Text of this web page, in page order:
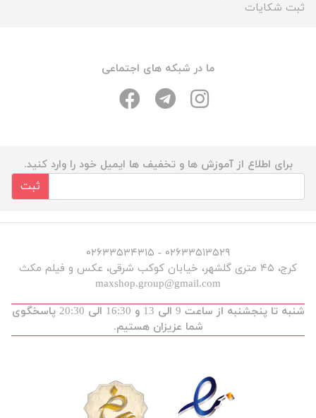
ثبت شکایات
ما در شبکه های اجتماعی
برای اطلاع از آموزش ها و تخفیف ها ایمیل خود را وارد کنید.
ثبت
۰۲۶۳۳۵۱۳۵۲۹ - ۰۲۶۳۳۵۳۴۳۱۵
کرج، ۴۵ متری گلشهر، خیابان کوکب شرقی، عکس و فیلم مکث
maxshop.group@gmail.com
شنبه تا پنجشنبه از ساعت 9 الی 13 و 16:30 الی 20:30 پاسخگوی
شما عزیزان هستیم.